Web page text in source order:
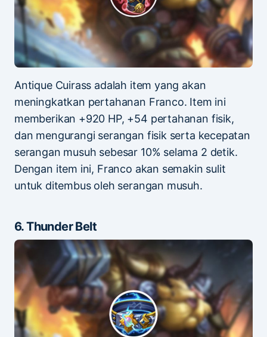
Antique Cuirass adalah item yang akan
meningkatkan pertahanan Franco. Item ini
memberikan +920 HP, +54 pertahanan fisik,
dan mengurangi serangan fisik serta kecepatan
serangan musuh sebesar 10% selama 2 detik.
Dengan item ini, Franco akan semakin sulit
untuk ditembus oleh serangan musuh.
6. Thunder Belt